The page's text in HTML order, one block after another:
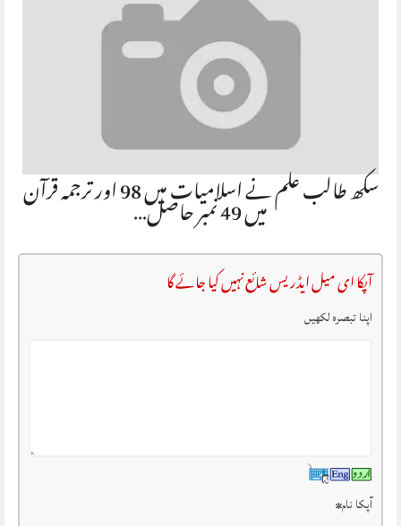
سکھ طالب علم نے اسلامیات میں 98 اور ترجمہ قرآن میں 49 نمبر حاصل…
آپکا ای میل ایڈریس شائع نہیں کیا جائے گا
اپنا تبصرہ لکھیں
آپکا نام*